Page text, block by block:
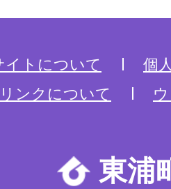
イトについて
個
リンクについて
東浦